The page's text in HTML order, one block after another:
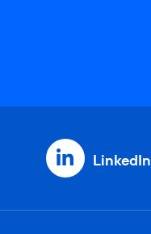
LinkedIn